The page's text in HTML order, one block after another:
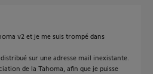
v2 et je me suis trompé dans
sur une adresse mail inexistante.
de la Tahoma, afin que je puisse